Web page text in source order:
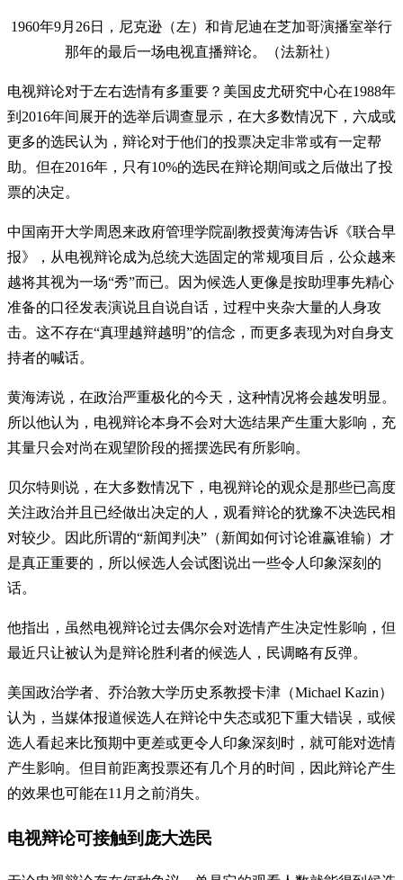
1960年9月26日，尼克逊（左）和肯尼迪在芝加哥演播室举行
那年的最后一场电视直播辩论。（法新社）
电视辩论对于左右选情有多重要？美国皮尤研究中心在1988年
到2016年间展开的选举后调查显示，在大多数情况下，六成或
更多的选民认为，辩论对于他们的投票决定非常或有一定帮
助。但在2016年，只有10%的选民在辩论期间或之后做出了投
票的决定。
中国南开大学周恩来政府管理学院副教授黄海涛告诉《联合早
报》，从电视辩论成为总统大选固定的常规项目后，公众越来
越将其视为一场“秀”而已。因为候选人更像是按助理事先精心
准备的口径发表演说且自说自话，过程中夹杂大量的人身攻
击。这不存在“真理越辩越明”的信念，而更多表现为对自身支
持者的喊话。
黄海涛说，在政治严重极化的今天，这种情况将会越发明显。
所以他认为，电视辩论本身不会对大选结果产生重大影响，充
其量只会对尚在观望阶段的摇摆选民有所影响。
贝尔特则说，在大多数情况下，电视辩论的观众是那些已高度
关注政治并且已经做出决定的人，观看辩论的犹豫不决选民相
对较少。因此所谓的“新闻判决”（新闻如何讨论谁赢谁输）才
是真正重要的，所以候选人会试图说出一些令人印象深刻的
话。
他指出，虽然电视辩论过去偶尔会对选情产生决定性影响，但
最近只让被认为是辩论胜利者的候选人，民调略有反弹。
美国政治学者、乔治敦大学历史系教授卡津（Michael Kazin）
认为，当媒体报道候选人在辩论中失态或犯下重大错误，或候
选人看起来比预期中更差或更令人印象深刻时，就可能对选情
产生影响。但目前距离投票还有几个月的时间，因此辩论产生
的效果也可能在11月之前消失。
电视辩论可接触到庞大选民